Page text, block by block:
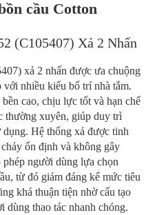
cầu Cotton
(C105407) Xả 2 Nhấn
xả 2 nhấn được ưa chuộng
với nhiều kiểu bố trí nhà tắm.
cao, chịu lực tốt và hạn chế
thường xuyên, giúp duy trì
Hệ thống xả được tinh
ổn định và không gây
người dùng lựa chọn
từ đó giảm đáng kể mức tiêu
khá thuận tiện nhờ cấu tạo
dùng thao tác nhanh chóng.